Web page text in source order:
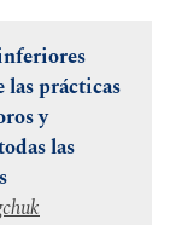
las prácticas
y
las